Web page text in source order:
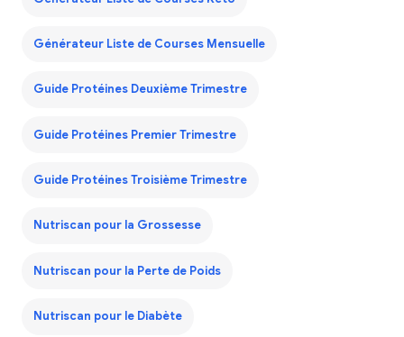
Générateur Liste de Courses Mensuelle
Guide Protéines Deuxième Trimestre
Guide Protéines Premier Trimestre
Guide Protéines Troisième Trimestre
Nutriscan pour la Grossesse
Nutriscan pour la Perte de Poids
Nutriscan pour le Diabète